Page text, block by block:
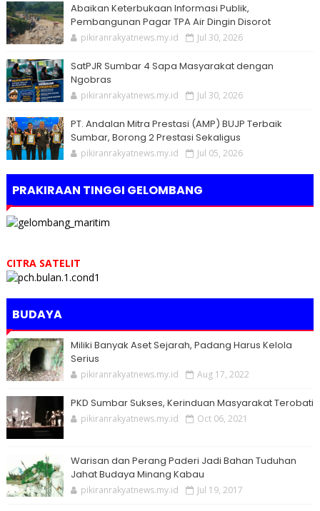
Abaikan Keterbukaan Informasi Publik,
Pembangunan Pagar TPA Air Dingin Disorot
pikiranrakyatnews.my.id Jul 30, 2026
SatPJR Sumbar 4 Sapa Masyarakat dengan
Ngobras
pikiranrakyatnews.my.id Jul 30, 2026
PT. Andalan Mitra Prestasi (AMP) BUJP Terbaik
Sumbar, Borong 2 Prestasi Sekaligus
pikiranrakyatnews.my.id Jul 05, 2026
PRAKIRAAN TINGGI GELOMBANG
CITRA SATELIT
BUDAYA
Miliki Banyak Aset Sejarah, Padang Harus Kelola
Serius
pikiranrakyatnews.my.id Aug 17, 2022
PKD Sumbar Sukses, Kerinduan Masyarakat Terobati
pikiranrakyatnews.my.id Oct 06, 2021
Warisan dan Perang Paderi Jadi Bahan Tuduhan
Jahat Budaya Minang Kabau
pikiranrakyatnews.my.id Jul 19, 2017